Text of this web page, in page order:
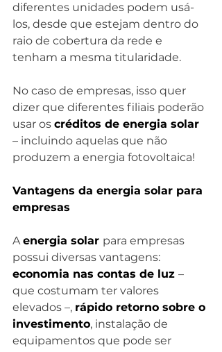
diferentes unidades podem usá-
los, desde que estejam dentro do
raio de cobertura da rede e
tenham a mesma titularidade.
No caso de empresas, isso quer
dizer que diferentes filiais poderão
usar os créditos de energia solar
– incluindo aquelas que não
produzem a energia fotovoltaica!
Vantagens da energia solar para
empresas
A energia solar para empresas
possui diversas vantagens:
economia nas contas de luz –
que costumam ter valores
elevados –, rápido retorno sobre o
investimento, instalação de
equipamentos que pode ser